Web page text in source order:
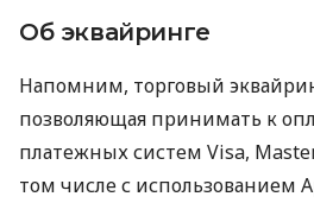
Об эквайринге
Напомним, торговый
позволяющая принимать к
платежных систем Visa,
том числе с использованием